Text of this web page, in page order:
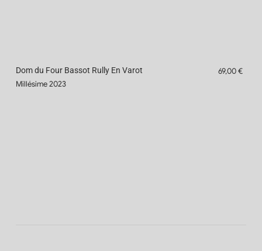
Dom du Four Bassot Rully En Varot
Millésime 2023
69,00 €